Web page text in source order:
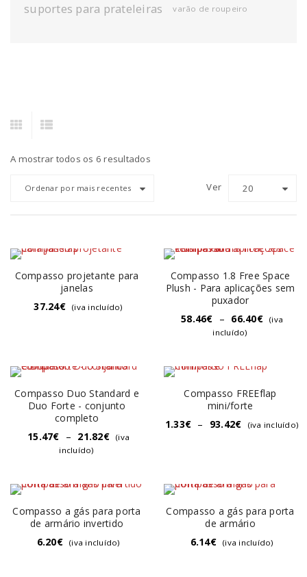
suportes para prateleiras varão de roupeiro
A mostrar todos os 6 resultados
Ordenar por mais recentes Ver 20
Compasso projetante para
janelas
37.24€ (iva incluído)
Compasso 1.8 Free Space
Plush - Para aplicações sem
puxador
58.46€ – 66.40€
(iva
incluído)
Compasso Duo Standard e
Duo Forte - conjunto
completo
15.47€ – 21.82€
(iva
incluído)
Compasso FREEflap
mini/forte
1.33€ – 93.42€ (iva incluído)
Compasso a gás para porta
de armário invertido
6.20€ (iva incluído)
Compasso a gás para porta
de armário
6.14€ (iva incluído)